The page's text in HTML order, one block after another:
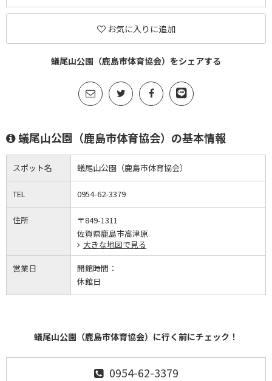
お気に入りに追加
蟻尾山公園（鹿島市体育協会）をシェアする
蟻尾山公園（鹿島市体育協会）の基本情報
スポット名 蟻尾山公園（鹿島市体育協会）
TEL 0954-62-3379
住所
〒849-1311
佐賀県鹿島市高津原
大きな地図で見る
営業日
開館時間：
休館日
蟻尾山公園（鹿島市体育協会）に行く前にチェック！
0954-62-3379